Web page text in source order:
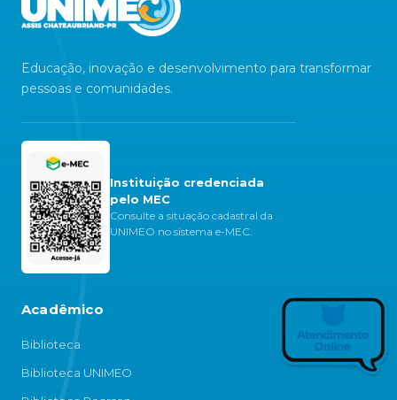
Educação, inovação e desenvolvimento para transformar
pessoas e comunidades.
Instituição credenciada
pelo MEC
Consulte a situação cadastral da
UNIMEO no sistema e-MEC.
Acadêmico
Biblioteca
Biblioteca UNIMEO